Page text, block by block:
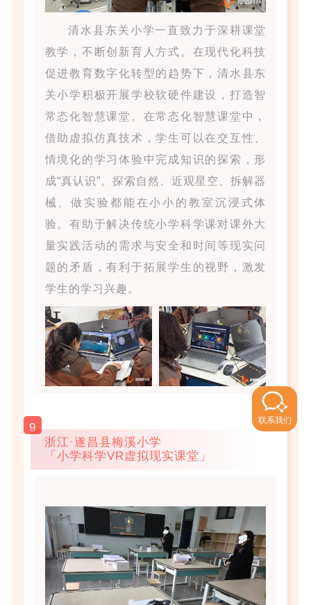
清水县东关小学一直致力于深耕课堂
教学，不断创新育人方式。在现代化科技
促进教育数字化转型的趋势下，清水县东
关小学积极开展学校软硬件建设，打造智
常态化智慧课堂。在常态化智慧课堂中，
借助虚拟仿真技术，学生可以在交互性、
情境化的学习体验中完成知识的探索，形
成“真认识”。探索自然、近观星空、拆解器
械、做实验都能在小小的教室沉浸式体
验。有助于解决传统小学科学课对课外大
量实践活动的需求与安全和时间等现实问
题的矛盾，有利于拓展学生的视野，激发
学生的学习兴趣。
9
浙江·遂昌县梅溪小学
「小学科学VR虚拟现实课堂」
联系我们